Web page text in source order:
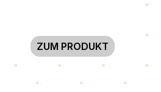
ZUM PRODUKT